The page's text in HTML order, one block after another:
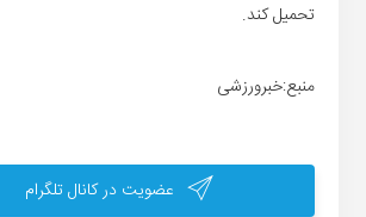
تحمیل کند.
منبع:خبرورزشی
عضویت در کانال تلگرام